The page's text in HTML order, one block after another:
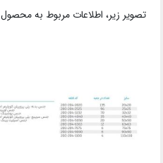
تصویر زیر، اطلاعات مربوط به